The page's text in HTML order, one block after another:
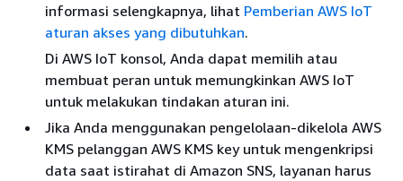
informasi selengkapnya, lihat Pemberian AWS IoT
aturan akses yang dibutuhkan.
Di AWS IoT konsol, Anda dapat memilih atau
membuat peran untuk memungkinkan AWS IoT
untuk melakukan tindakan aturan ini.
Jika Anda menggunakan pengelolaan-dikelola AWS
KMS pelanggan AWS KMS key untuk mengenkripsi
data saat istirahat di Amazon SNS, layanan harus